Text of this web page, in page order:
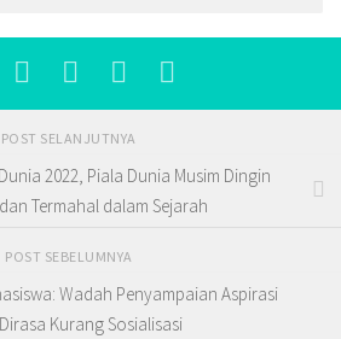
POST SELANJUTNYA
2022, Piala Dunia Musim Dingin
Termahal dalam Sejarah
POST SEBELUMNYA
Wadah Penyampaian Aspirasi
Kurang Sosialisasi